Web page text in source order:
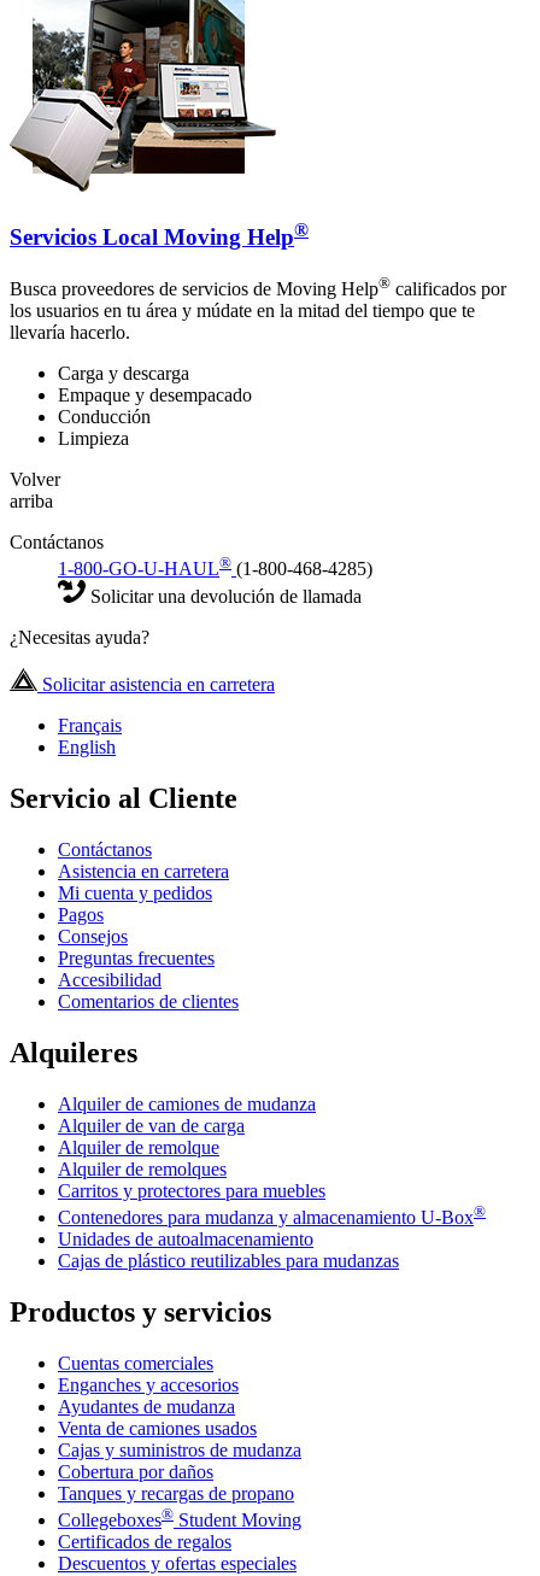
Servicios Local Moving Help®
Busca proveedores de servicios de Moving Help® calificados por
los usuarios en tu área y múdate en la mitad del tiempo que te
llevaría hacerlo.
Carga y descarga
Empaque y desempacado
Conducción
Limpieza
Volver
arriba
Contáctanos
1-800-GO-U-HAUL® (1-800-468-4285)
Solicitar una devolución de llamada
¿Necesitas ayuda?
Solicitar asistencia en carretera
Français
English
Servicio al Cliente
Contáctanos
Asistencia en carretera
Mi cuenta y pedidos
Pagos
Consejos
Preguntas frecuentes
Accesibilidad
Comentarios de clientes
Alquileres
Alquiler de camiones de mudanza
Alquiler de van de carga
Alquiler de remolque
Alquiler de remolques
Carritos y protectores para muebles
Contenedores para mudanza y almacenamiento U-Box®
Unidades de autoalmacenamiento
Cajas de plástico reutilizables para mudanzas
Productos y servicios
Cuentas comerciales
Enganches y accesorios
Ayudantes de mudanza
Venta de camiones usados
Cajas y suministros de mudanza
Cobertura por daños
Tanques y recargas de propano
Collegeboxes® Student Moving
Certificados de regalos
Descuentos y ofertas especiales